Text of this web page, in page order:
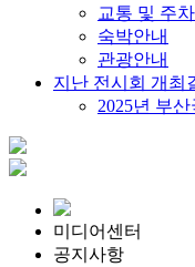
교통 및 주
숙박안내
관광안내
지난 전시회 개최
2025년 부
미디어센터
공지사항